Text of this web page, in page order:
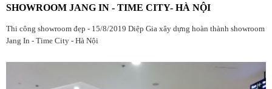
SHOWROOM JANG IN - TIME CITY- HÀ NỘI
Thi công showroom đẹp - 15/8/2019 Diệp Gia xây dựng hoàn thành showroom
Jang In - Time City - Hà Nội